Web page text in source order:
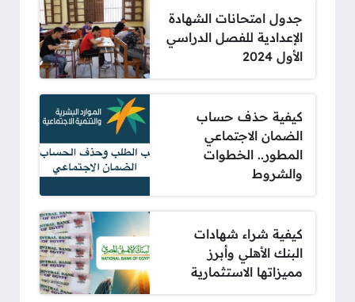
جدول امتحانات الشهادة
الإعدادية للفصل الدراسي
الأول 2024
كيفية حذف حساب
الضمان الاجتماعي
المطور.. الخطوات
والشروط
كيفية شراء شهادات
البنك الأهلي وأبرز
مميزاتها الاستثمارية